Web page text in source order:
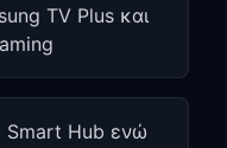
TV Plus και
Smart Hub ενώ